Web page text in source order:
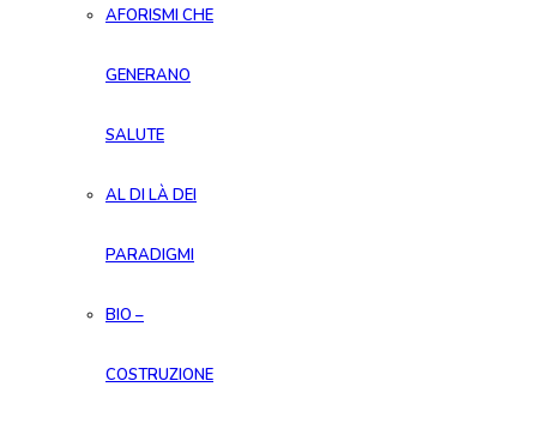
AFORISMI CHE
GENERANO
SALUTE
AL DI LÀ DEI
PARADIGMI
BIO –
COSTRUZIONE